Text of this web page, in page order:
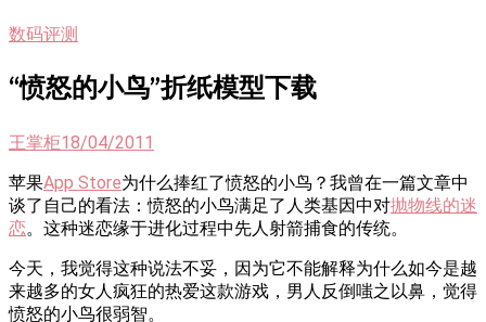
数码评测
“愤怒的小鸟”折纸模型下载
王掌柜18/04/2011
苹果App Store为什么捧红了愤怒的小鸟？我曾在一篇文章中
谈了自己的看法：愤怒的小鸟满足了人类基因中对抛物线的迷
恋。这种迷恋缘于进化过程中先人射箭捕食的传统。
今天，我觉得这种说法不妥，因为它不能解释为什么如今是越
来越多的女人疯狂的热爱这款游戏，男人反倒嗤之以鼻，觉得
愤怒的小鸟很弱智。